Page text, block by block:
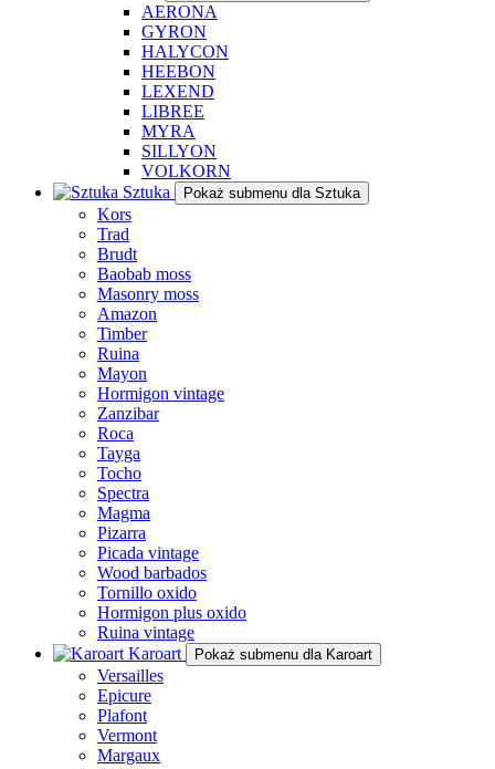
AERONA
GYRON
HALYCON
HEEBON
LEXEND
LIBREE
MYRA
SILLYON
VOLKORN
Sztuka
Pokaż submenu dla Sztuka
Kors
Trad
Brudt
Baobab moss
Masonry moss
Amazon
Timber
Ruina
Mayon
Hormigon vintage
Zanzibar
Roca
Tayga
Tocho
Spectra
Magma
Pizarra
Picada vintage
Wood barbados
Tornillo oxido
Hormigon plus oxido
Ruina vintage
Karoart
Pokaż submenu dla Karoart
Versailles
Epicure
Plafont
Vermont
Margaux